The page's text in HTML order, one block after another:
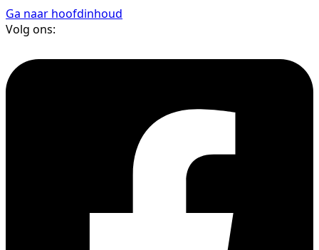
Ga naar hoofdinhoud
Volg ons: